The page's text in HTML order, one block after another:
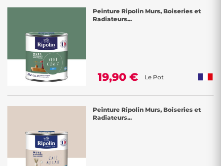
Peinture Ripolin Murs, Boiseries et
Radiateurs...
19,90 € Le Pot
Peinture Ripolin Murs, Boiseries et
Radiateurs...